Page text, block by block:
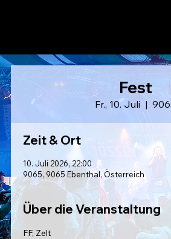
Fest
Fr., 10. Juli
  |
Zeit & Ort
10. Juli 2026, 22:00
9065, 9065 Ebenthal, Österreich
Über die Veranstaltung
FF, Zelt